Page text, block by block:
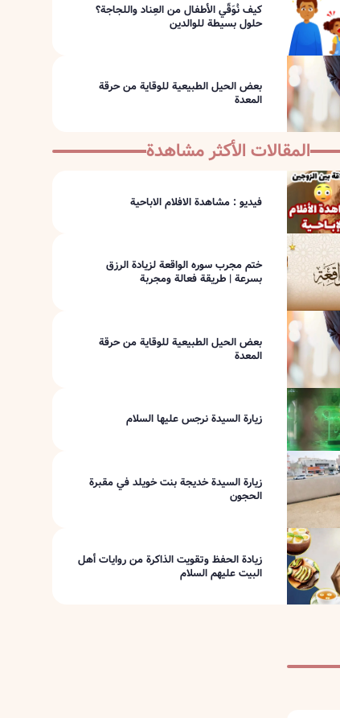
كيف نُوَقّي الأطفال من العِناد واللجاجة؟
حلول بسيطة للوالدين
بعض الحيل الطبيعية للوقاية من حرقة
المعدة
المقالات الأكثر مشاهدة
فيديو : مشاهدة الافلام الاباحية
ختم مجرب سوره الواقعة لزيادة الرزق
بسرعة | طريقة فعالة ومجربة
بعض الحيل الطبيعية للوقاية من حرقة
المعدة
زيارة السيدة نرجس عليها السلام
زيارة السيدة خديجة بنت خويلد في مقبرة
الحجون
زيادة الحفظ وتقويت الذاكرة من روايات أهل
البيت عليهم السلام